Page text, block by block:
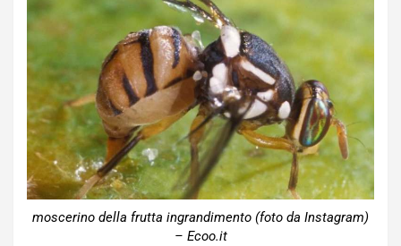
moscerino della frutta ingrandimento (foto da Instagram)
– Ecoo.it